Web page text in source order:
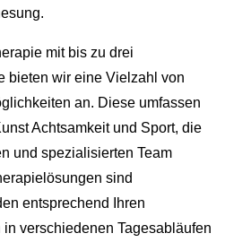
mit bis zu drei
bieten wir eine Vielzahl von
an. Diese umfassen
Achtsamkeit und Sport, die
und spezialisierten Team
sind
entsprechend Ihren
verschiedenen Tagesabläufen